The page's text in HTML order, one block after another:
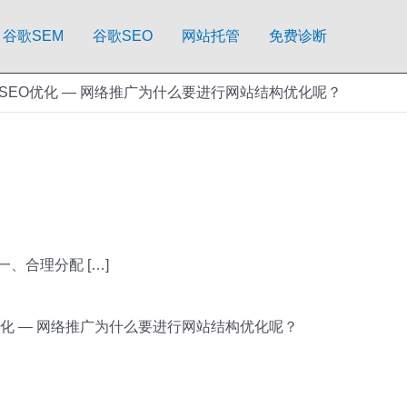
谷歌SEM 谷歌SEO 网站托管 免费诊断
优化 — 网络推广为什么要进行网站结构优化呢？
、合理分配 […]
— 网络推广为什么要进行网站结构优化呢？